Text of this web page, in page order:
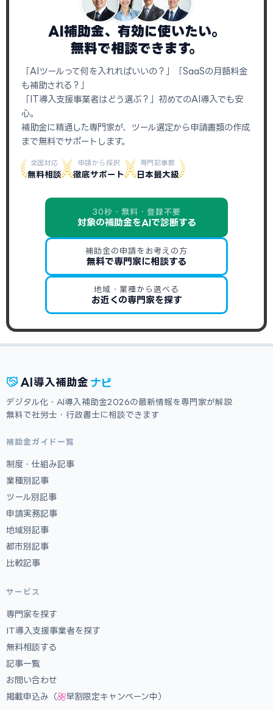
AI補助金、有効に使いたい。
無料で相談できます。
「AIツールって何を入れればいいの？」「SaaSの月額料金
も補助される？」
「IT導入支援事業者はどう選ぶ？」初めてのAI導入でも安
心。
補助金に精通した専門家が、ツール選定から申請書類の作成
まで無料でサポートします。
全国対応
無料相談
申請から採択
徹底サポート
専門記事数
日本最大級
30秒・無料・登録不要
対象の補助金をAIで診断する
補助金の申請をお考えの方
無料で専門家に相談する
地域・業種から選べる
お近くの専門家を探す
AI 導入補助金 ナビ
デジタル化・AI導入補助金2026の最新情報を専門家が解説
無料で社労士・行政書士に相談できます
補助金ガイド一覧
制度・仕組み記事
業種別記事
ツール別記事
申請実務記事
地域別記事
都市別記事
比較記事
サービス
専門家を探す
IT導入支援事業者を探す
無料相談する
記事一覧
お問い合わせ
掲載申込み（
早割限定キャンペーン中）